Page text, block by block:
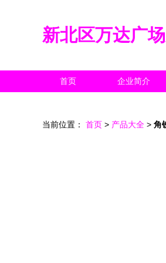
新北区万达广
首页 企业简介
当前位置： 首页 > 产品大全 > 角